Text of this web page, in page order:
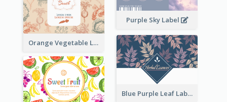
Purple Sky Label
Orange Vegetable Label
Blue Purple Leaf Label